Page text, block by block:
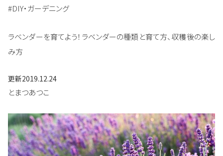
#DIY・ガーデニング
ラベンダーを育てよう！ラベンダーの種類と育て方、収穫後の楽し
み方
更新2019.12.24
とまつあつこ